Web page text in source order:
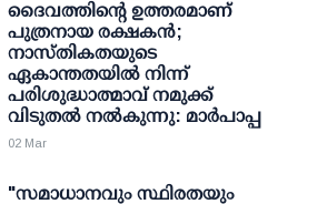
ദൈവത്തിൻ്റെ ഉത്തരമാണ്
പുത്രനായ രക്ഷകൻ;
നാസ്തികതയുടെ
ഏകാന്തതയിൽ നിന്ന്
പരിശുദ്ധാത്മാവ് നമുക്ക്
വിടുതൽ നൽകുന്നു: മാർപാപ്പ
02 Mar
"സമാധാനവും സ്ഥിരതയും